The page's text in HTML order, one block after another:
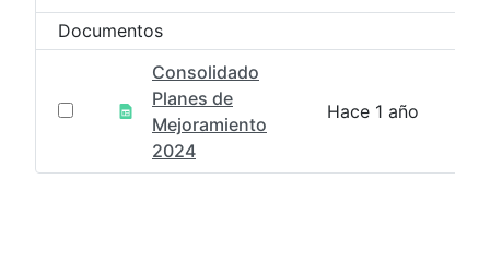
Documentos
Consolidado
Planes de
Mejoramiento
2024
Hace 1 año